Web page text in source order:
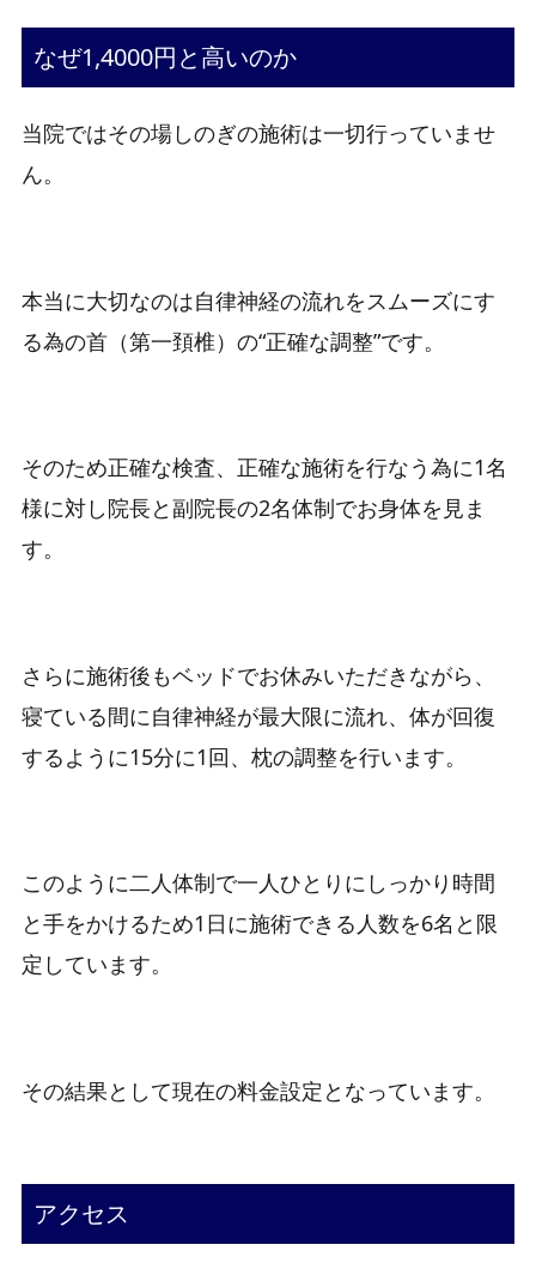
なぜ1,4000円と高いのか
当院ではその場しのぎの施術は一切行っていませ
ん。
本当に大切なのは自律神経の流れをスムーズにす
る為の首（第一頚椎）の“正確な調整”です。
そのため正確な検査、正確な施術を行なう為に1名
様に対し院長と副院長の2名体制でお身体を見ま
す。
さらに施術後もベッドでお休みいただきながら、
寝ている間に自律神経が最大限に流れ、体が回復
するように15分に1回、枕の調整を行います。
このように二人体制で一人ひとりにしっかり時間
と手をかけるため1日に施術できる人数を6名と限
定しています。
その結果として現在の料金設定となっています。
アクセス